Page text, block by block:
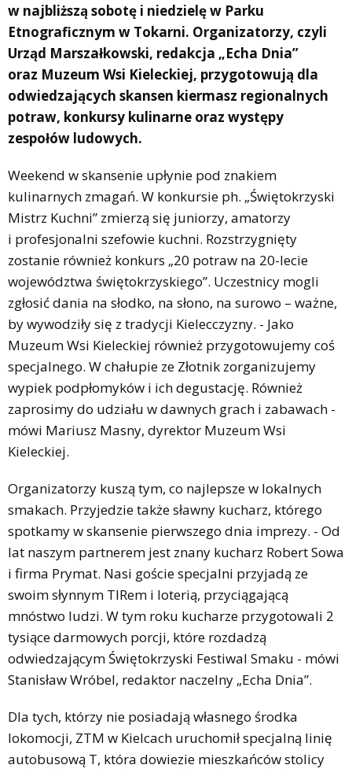
w najbliższą sobotę i niedzielę w Parku
Etnograficznym w Tokarni. Organizatorzy, czyli
Urząd Marszałkowski, redakcja „Echa Dnia”
oraz Muzeum Wsi Kieleckiej, przygotowują dla
odwiedzających skansen kiermasz regionalnych
potraw, konkursy kulinarne oraz występy
zespołów ludowych.
Weekend w skansenie upłynie pod znakiem
kulinarnych zmagań. W konkursie ph. „Świętokrzyski
Mistrz Kuchni” zmierzą się juniorzy, amatorzy
i profesjonalni szefowie kuchni. Rozstrzygnięty
zostanie również konkurs „20 potraw na 20-lecie
województwa świętokrzyskiego”. Uczestnicy mogli
zgłosić dania na słodko, na słono, na surowo – ważne,
by wywodziły się z tradycji Kielecczyzny. - Jako
Muzeum Wsi Kieleckiej również przygotowujemy coś
specjalnego. W chałupie ze Złotnik zorganizujemy
wypiek podpłomyków i ich degustację. Również
zaprosimy do udziału w dawnych grach i zabawach -
mówi Mariusz Masny, dyrektor Muzeum Wsi
Kieleckiej.
Organizatorzy kuszą tym, co najlepsze w lokalnych
smakach. Przyjedzie także sławny kucharz, którego
spotkamy w skansenie pierwszego dnia imprezy. - Od
lat naszym partnerem jest znany kucharz Robert Sowa
i firma Prymat. Nasi goście specjalni przyjadą ze
swoim słynnym TIRem i loterią, przyciągającą
mnóstwo ludzi. W tym roku kucharze przygotowali 2
tysiące darmowych porcji, które rozdadzą
odwiedzającym Świętokrzyski Festiwal Smaku - mówi
Stanisław Wróbel, redaktor naczelny „Echa Dnia”.
Dla tych, którzy nie posiadają własnego środka
lokomocji, ZTM w Kielcach uruchomił specjalną linię
autobusową T, która dowiezie mieszkańców stolicy